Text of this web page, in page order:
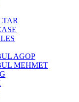
AGOP
MEHMET